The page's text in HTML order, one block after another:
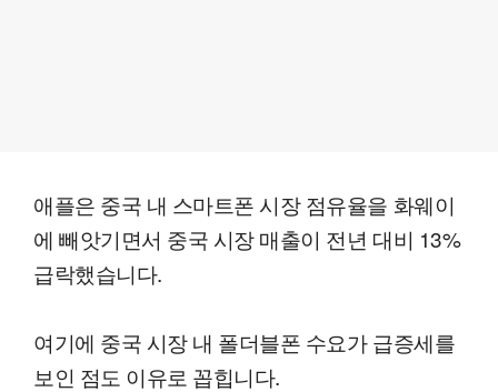
애플은 중국 내 스마트폰 시장 점유율을 화웨이
에 빼앗기면서 중국 시장 매출이 전년 대비 13%
급락했습니다.
여기에 중국 시장 내 폴더블폰 수요가 급증세를
보인 점도 이유로 꼽힙니다.